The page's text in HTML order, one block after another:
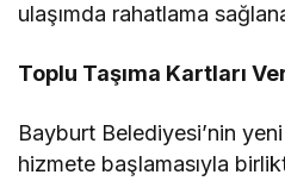
ulaşımda rahatlama
Toplu Taşıma Kartları
Bayburt Belediyesi’nin
hizmete başlamasıyla